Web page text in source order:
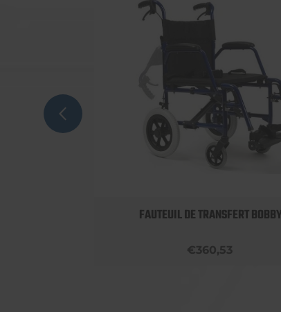
FAUTEUIL DE TRANSFERT BOBBY
€360,53